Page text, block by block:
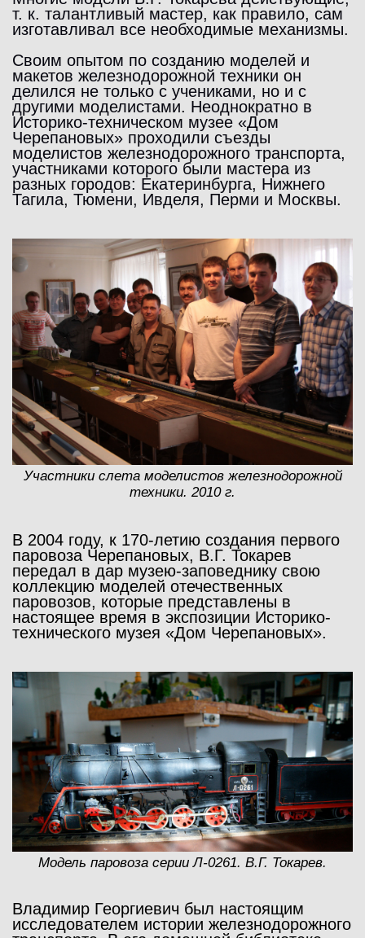
т. к. талантливый мастер, как правило, сам
изготавливал все необходимые механизмы.
Своим опытом по созданию моделей и
макетов железнодорожной техники он
делился не только с учениками, но и с
другими моделистами. Неоднократно в
Историко-техническом музее «Дом
Черепановых» проходили съезды
моделистов железнодорожного транспорта,
участниками которого были мастера из
разных городов: Екатеринбурга, Нижнего
Тагила, Тюмени, Ивделя, Перми и Москвы.
Участники слета моделистов железнодорожной
техники. 2010 г.
В 2004 году, к 170-летию создания первого
паровоза Черепановых, В.Г. Токарев
передал в дар музею-заповеднику свою
коллекцию моделей отечественных
паровозов, которые представлены в
настоящее время в экспозиции Историко-
технического музея «Дом Черепановых».
Модель паровоза серии Л-0261. В.Г. Токарев.
Владимир Георгиевич был настоящим
исследователем истории железнодорожного